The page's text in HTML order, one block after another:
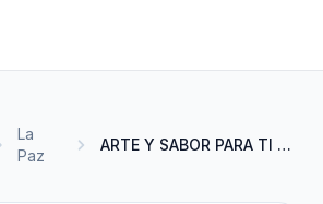
La
Paz
ARTE Y SABOR PARA TI ASAI